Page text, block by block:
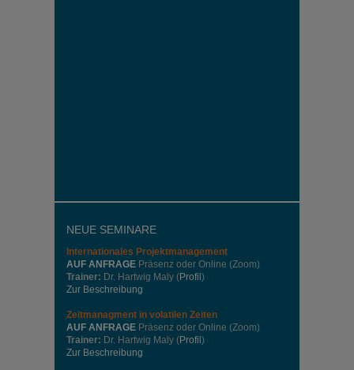
NEUE SEMINARE
Internationales Projektmanagement
AUF ANFRAGE Präsenz oder Online (Zoom)
Trainer: Dr. Hartwig Maly (Profil )
Zur Beschreibung
Zeitmanagment in volatilen Zeiten
AUF ANFRAGE Präsenz oder Online (Zoom)
Trainer: Dr. Hartwig Maly (Profil )
Zur Beschreibung